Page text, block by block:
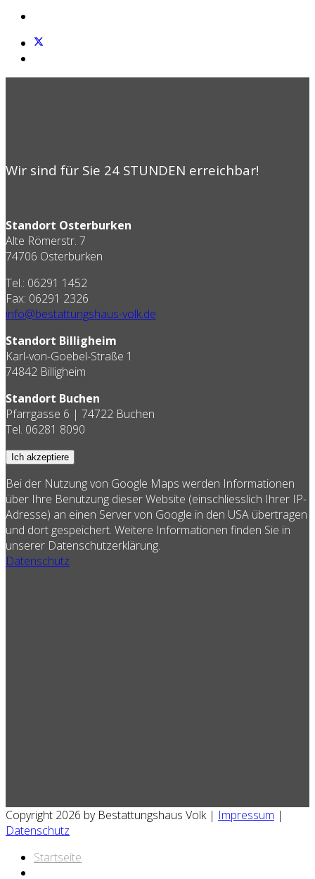
Wir sind für Sie 24 STUNDEN erreichbar!
Standort Osterburken
Alte Römerstr. 7
74706 Osterburken
Tel.: 06291 1452
Fax: 06291 2326
info@bestattungshaus-volk.de
Standort Billigheim
Karl-von-Goebel-Straße 1
74842 Billigheim
Standort Buchen
Pfarrgasse 6 | 74722 Buchen
Tel. 06281 8090
Ich akzeptiere
Bei der Nutzung von Google Maps werden Informationen
über Ihre Benutzung dieser Website (einschliesslich Ihrer IP-
Adresse) an einen Server von Google in den USA übertragen
und dort gespeichert. Weitere Informationen finden Sie in
unserer Datenschutzerklärung.
Datenschutz
Copyright 2026 by Bestattungshaus Volk | Impressum |
Datenschutz
Startseite